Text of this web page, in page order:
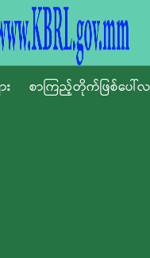
း စာကြည့်တိုက်ဖြစ်ပေါ်